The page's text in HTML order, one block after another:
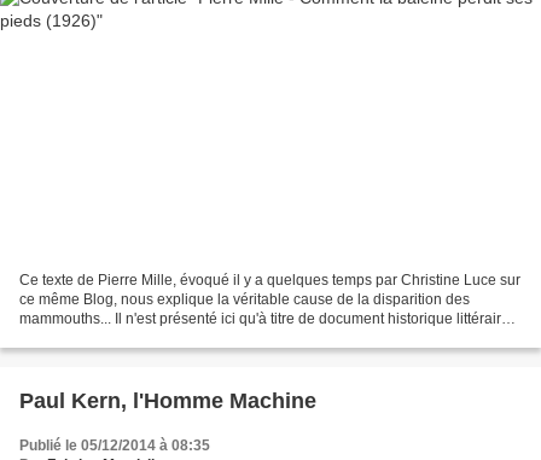
Ce texte de Pierre Mille, évoqué il y a quelques temps par Christine Luce sur
ce même Blog, nous explique la véritable cause de la disparition des
mammouths... Il n'est présenté ici qu'à titre de document historique littéraire,
Paul Kern, l'Homme Machine
Publié le 05/12/2014 à 08:35